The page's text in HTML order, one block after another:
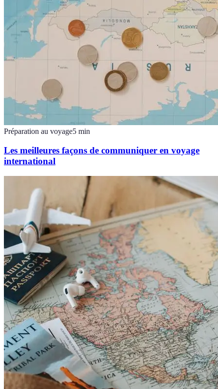
Préparation au voyage5 min
Les meilleures façons de communiquer en voyage
international